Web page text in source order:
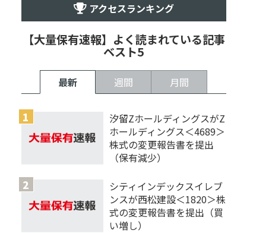
アクセスランキング
【大量保有速報】よく読まれている記事
ベスト5
最新 週間 月間
汐留ZホールディングスがZ
ホールディングス＜4689＞
株式の変更報告書を提出
（保有減少）
シティインデックスイレブ
ンスが西松建設＜1820＞株
式の変更報告書を提出（買
い増し）